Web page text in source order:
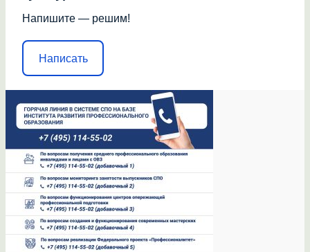
Напишите — решим!
Написать